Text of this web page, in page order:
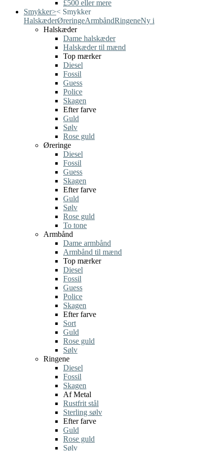
£500 eller mere
Smykker>< Smykker
HalskæderØreringeArmbåndRingeneNy i
Halskæder
Dame halskæder
Halskæder til mænd
Top mærker
Diesel
Fossil
Guess
Police
Skagen
Efter farve
Guld
Sølv
Rose guld
Øreringe
Diesel
Fossil
Guess
Skagen
Efter farve
Guld
Sølv
Rose guld
To tone
Armbånd
Dame armbånd
Armbånd til mænd
Top mærker
Diesel
Fossil
Guess
Police
Skagen
Efter farve
Sort
Guld
Rose guld
Sølv
Ringene
Diesel
Fossil
Skagen
Af Metal
Rustfrit stål
Sterling sølv
Efter farve
Guld
Rose guld
Sølv